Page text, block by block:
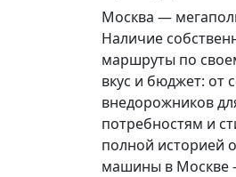
Москва —
Наличие
маршруты по
вкус и бюджет: от
внедорожников
потребностям и
полной историей
машины в Москве